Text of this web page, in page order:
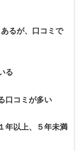
るが、口コミで
る
口コミが多い
年以上、５年未満